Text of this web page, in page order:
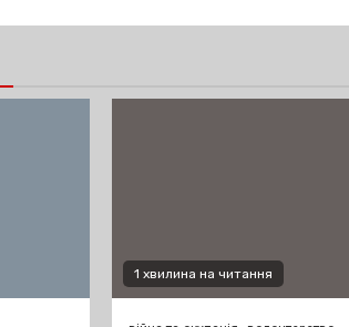
1 хвилина на читання